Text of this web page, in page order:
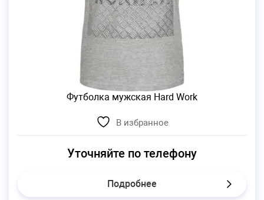
Футболка мужская Hard Work
В избранное
Уточняйте по телефону
Подробнее